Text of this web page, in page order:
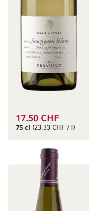
17.50 CHF
75 cl (23.33 CHF / l)